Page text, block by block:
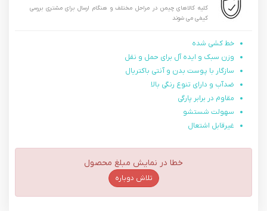
کلیه کالاهای چیمن در مراحل مختلف و هنگام ارسال برای مشتری بررسی
کیفی می شوند
خط کشی شده
وزن سبک و ایده آل برای حمل و نقل
سازگار با پوست بدن و آنتی باکتریال
ضدآب و دارای تنوع رنگی بالا
مقاوم در برابر پارگی
سهولت شستشو
غیرقابل اشتعال
خطا در نمایش مبلغ محصول
تلاش دوباره